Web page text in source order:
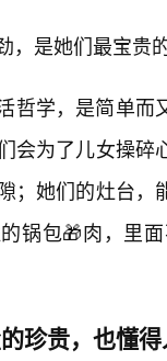
，是她们最宝贵
哲学，是简单
会为了儿女操
；她们的灶台
锅包🎁肉，里
珍贵，也懂